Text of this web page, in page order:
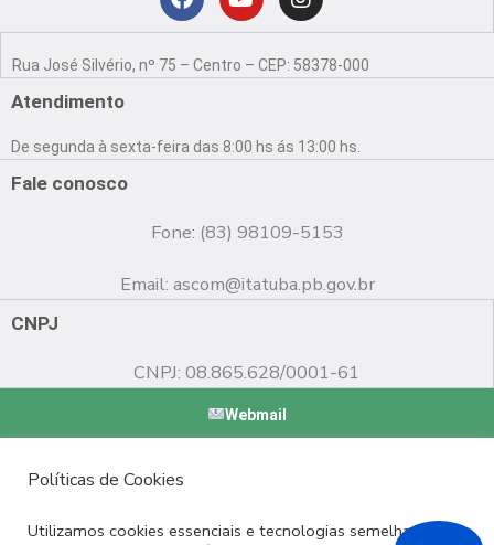
F
c
o
o
Y
u
b
e
I
n
s
g
r
Rua José Silvério, nº 75 – Centro – CEP: 58378-000
Atendimento
De segunda à sexta-feira das 8:00 hs ás 13:00 hs.
Fale conosco
Fone: (83) 98109-5153
Email: ascom@itatuba.pb.gov.br
CNPJ
CNPJ: 08.865.628/0001-61
Webmail
Políticas de Cookies
Utilizamos cookies essenciais e tecnologias semelhantes de